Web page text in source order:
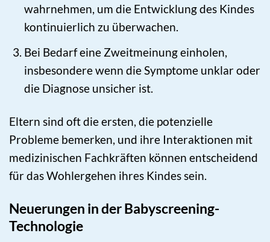
wahrnehmen, um die Entwicklung des Kindes
kontinuierlich zu überwachen.
Bei Bedarf eine Zweitmeinung einholen,
insbesondere wenn die Symptome unklar oder
die Diagnose unsicher ist.
Eltern sind oft die ersten, die potenzielle
Probleme bemerken, und ihre Interaktionen mit
medizinischen Fachkräften können entscheidend
für das Wohlergehen ihres Kindes sein.
Neuerungen in der Babyscreening-
Technologie